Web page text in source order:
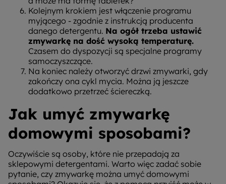
Kolejnym krokiem jest włączenie programu
myjącego - zgodnie z instrukcją producenta
danego detergentu. Na ogół trzeba ustawić
zmywarkę na dość wysoką temperaturę.
Czasem do dyspozycji są specjalne programy
samoczyszczące.
Na koniec należy otworzyć drzwi zmywarki, gdy
zakończy ona cykl mycia. Można ją jeszcze
dodatkowo przetrzeć ściereczką.
Jak umyć zmywarkę
domowymi sposobami?
Oczywiście są osoby, które nie przepadają za
sklepowymi detergentami. Warto więc zadać sobie
pytanie, czy zmywarkę można umyć domowymi